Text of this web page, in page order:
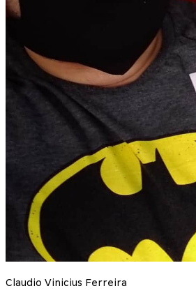
Claudio Vinicius Ferreira